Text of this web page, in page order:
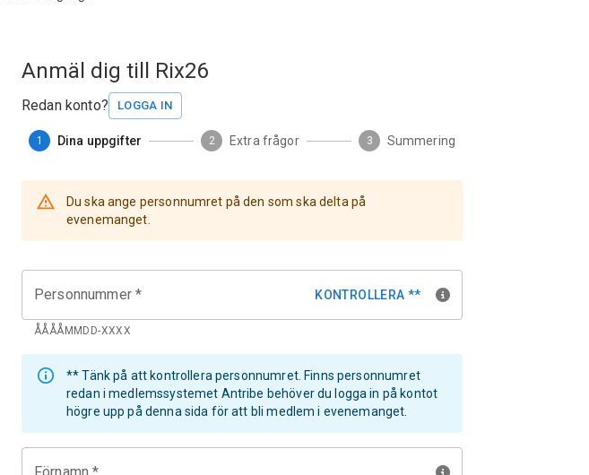
Anmäl dig till Rix26
Redan konto? LOGGA IN
1 Dina uppgifter 2 Extra frågor 3 Summering
Du ska ange personnumret på den som ska delta på
evenemanget.
Personnummer * KONTROLLERA **
ÅÅÅÅMMDD-XXXX
** Tänk på att kontrollera personnumret. Finns personnumret
redan i medlemssystemet Antribe behöver du logga in på kontot
högre upp på denna sida för att bli medlem i evenemanget.